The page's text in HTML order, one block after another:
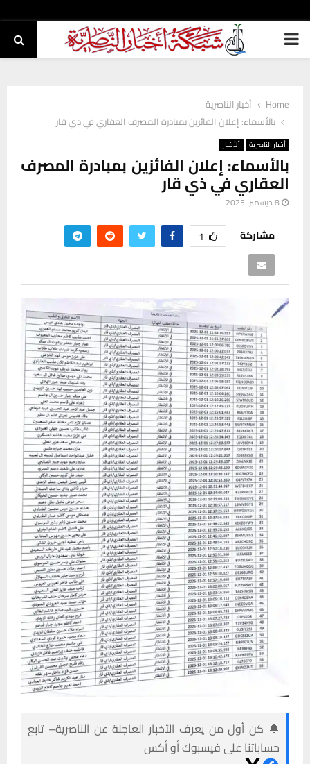
PRIMARY
Home
أخبار الناصرية
بالأسماء: إعلان الفائزين بمبادرة المصرف العقاري في ذي قار
أخبار الناصرية ألأخبار
بالأسماء: إعلان الفائزين بمبادرة المصرف
العقاري في ذي قار
8 ديسمبر، 2025
مشاركة 1
🔔 كن أول من يعرف الأخبار العاجلة عن الناصرية– تابع
حساباتنا على فيسبوك أو أكس